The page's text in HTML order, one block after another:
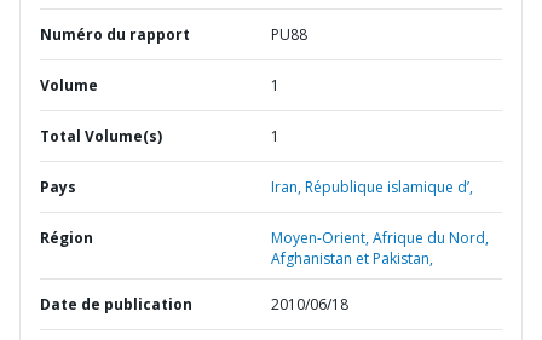
Numéro du rapport PU88
Volume 1
Total Volume(s) 1
Pays Iran,République islamique d’,
Région
Moyen-Orient, Afrique du Nord,
Afghanistan et Pakistan,
Date de publication 2010/06/18